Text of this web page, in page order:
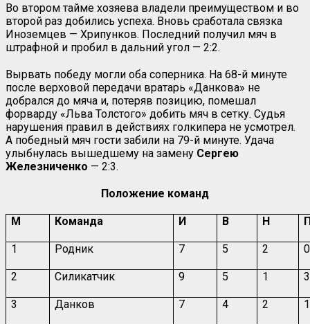
Во втором тайме хозяева владели преимуществом и во
второй раз добились успеха. Вновь сработала связка
Иноземцев — Хрипунков. Последний получил мяч в
штрафной и пробил в дальний угол — 2:2.
Вырвать победу могли оба соперника. На 68-й минуте
после верховой передачи вратарь «Данкова» не
добрался до мяча и, потеряв позицию, помешал
форварду «Льва Толстого» добить мяч в сетку. Судья
нарушения правил в действиях голкипера не усмотрел.
А победный мяч гости забили на 79-й минуте. Удача
улыбнулась вышедшему на замену Сергею
Железниченко — 2:3.
Положение команд
М Команда И В Н
1 Родник 7 5 2 0
2 Силикатчик 9 5 1 3
3 Данков 7 4 2 1